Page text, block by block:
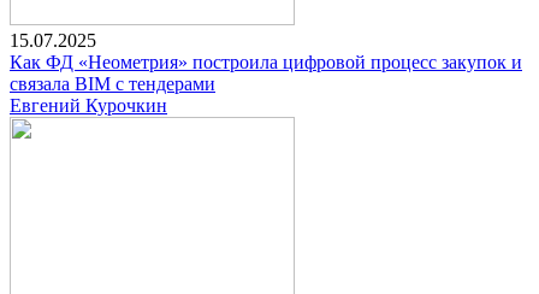
15.07.2025
Как ФД «Неометрия» построила цифровой процесс закупок и
связала BIM с тендерами
Евгений Курочкин